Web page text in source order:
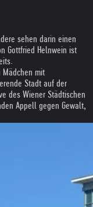
sehen darin einen
Gottfried Helnwein ist
Mädchen mit
Stadt auf der
des Wiener Städtischen
Appell gegen Gewalt,